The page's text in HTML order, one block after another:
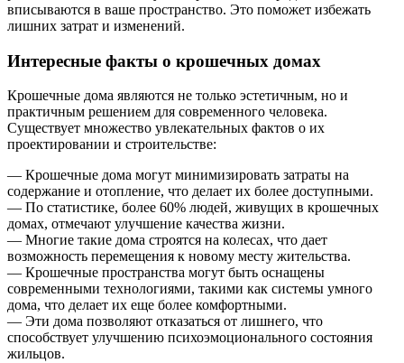
вписываются в ваше пространство. Это поможет избежать
лишних затрат и изменений.
Интересные факты о крошечных домах
Крошечные дома являются не только эстетичным, но и
практичным решением для современного человека.
Существует множество увлекательных фактов о их
проектировании и строительстве:
— Крошечные дома могут минимизировать затраты на
содержание и отопление, что делает их более доступными.
— По статистике, более 60% людей, живущих в крошечных
домах, отмечают улучшение качества жизни.
— Многие такие дома строятся на колесах, что дает
возможность перемещения к новому месту жительства.
— Крошечные пространства могут быть оснащены
современными технологиями, такими как системы умного
дома, что делает их еще более комфортными.
— Эти дома позволяют отказаться от лишнего, что
способствует улучшению психоэмоционального состояния
жильцов.